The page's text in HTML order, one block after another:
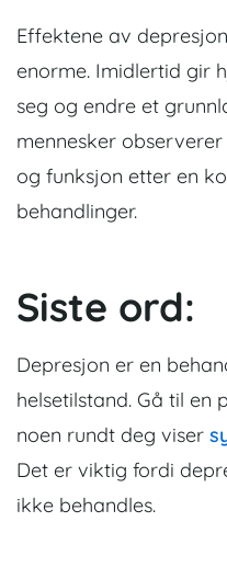
Effektene av
enorme. Imidlertid gir
seg og endre et
mennesker
og funksjon etter en
behandlinger.
Siste ord:
Depresjon er en
helsetilstand. Gå til en
noen rundt deg viser
Det er viktig fordi
ikke behandles.